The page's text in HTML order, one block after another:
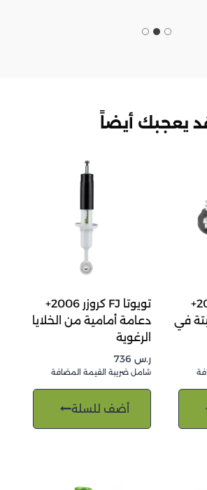
يعجبك أيضاً
تويوتا FJ كروزر 2006+
في
تويوتا FJ كروزر 2006+
دعامة أمامية من الخلايا
الرغوية
ر.س
شامل ضريبة القيمة المضافة
أضف للسلة